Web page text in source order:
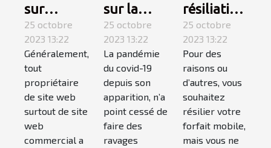
sur
internet :
qu’est-ce
que c’est ?
25 octobre
2023 13:22
Généralement,
tout
propriétaire
de site web
surtout de site
web
commercial a
sur la
covid-19 :
suivez-
les !
25 octobre
2023 13:22
La pandémie
du covid-19
depuis son
apparition, n’a
point cessé de
faire des
ravages
résiliation
téléphone
mobile,
comment
ça
marche ?
25 octobre
2023 13:22
Pour des
raisons ou
d’autres, vous
souhaitez
résilier votre
forfait mobile,
mais vous ne